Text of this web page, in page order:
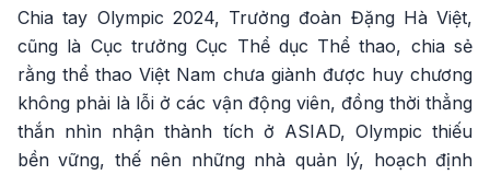
Chia tay Olympic 2024, Trưởng đoàn Đặng Hà Việt,
cũng là Cục trưởng Cục Thể dục Thể thao, chia sẻ
rằng thể thao Việt Nam chưa giành được huy chương
không phải là lỗi ở các vận động viên, đồng thời thẳng
thắn nhìn nhận thành tích ở ASIAD, Olympic thiếu
bền vững, thế nên những nhà quản lý, hoạch định